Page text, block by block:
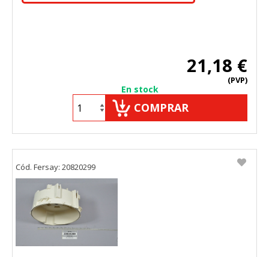
21,18 €
(PVP)
En stock
COMPRAR
Cód. Fersay: 20820299
_evAd, _evCoupon, _evSubscription, _evPromt
Puedes volver a configurar tus cookies desde la sección
"Configuración de cookies" al pie de la página. También puedes
consultar nuestrapolítica de cookies